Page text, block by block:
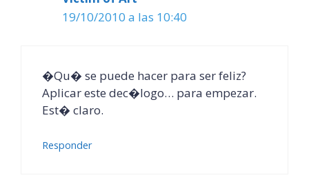
19/10/2010 a las 10:40
�Qu� se puede hacer para ser feliz?
Aplicar este dec�logo… para empezar.
Est� claro.
Responder